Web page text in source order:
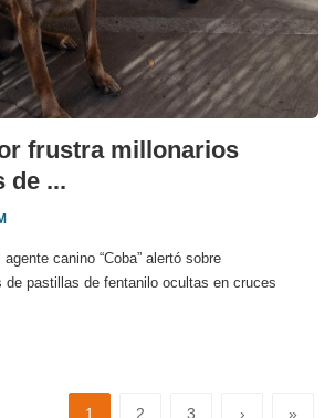
frustra millonarios
de ...
canino “Coba” alertó sobre
pastillas de fentanilo ocultas en cruces
1 2 3 › »